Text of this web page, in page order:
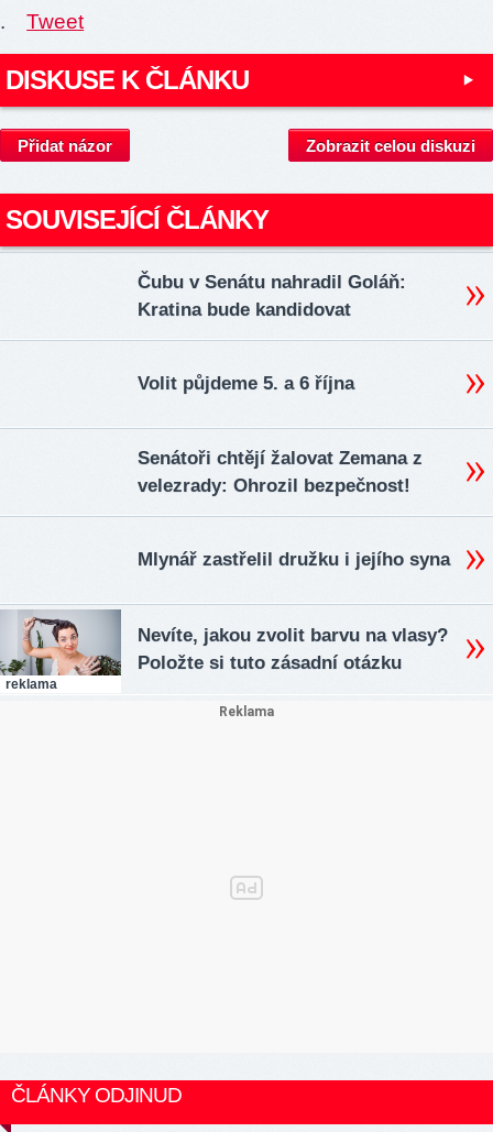
. Tweet
DISKUSE K ČLÁNKU
Přidat názor Zobrazit celou diskuzi
SOUVISEJÍCÍ ČLÁNKY
Čubu v Senátu nahradil Goláň:
Kratina bude kandidovat
Volit půjdeme 5. a 6 října
Senátoři chtějí žalovat Zemana z
velezrady: Ohrozil bezpečnost!
Mlynář zastřelil družku i jejího syna
reklama
Nevíte, jakou zvolit barvu na vlasy?
Položte si tuto zásadní otázku
ČLÁNKY ODJINUD